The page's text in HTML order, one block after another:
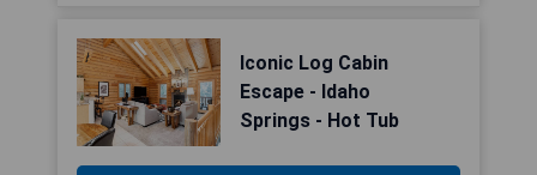
Iconic Log Cabin
Escape - Idaho
Springs - Hot Tub